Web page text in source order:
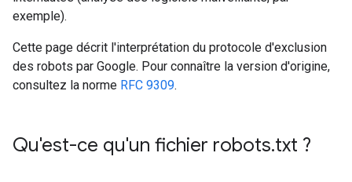
exemple).
Cette page décrit l'interprétation du protocole d'exclusion
des robots par Google. Pour connaître la version d'origine,
consultez la norme RFC 9309.
Qu'est-ce qu'un fichier robots.txt ?